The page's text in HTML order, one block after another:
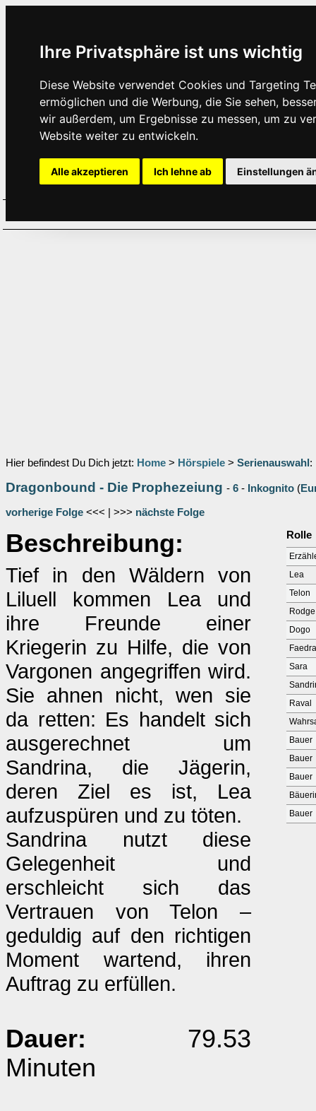
Ihre Privatsphäre ist uns wichtig
Diese Website verwendet Cookies und Targeting
ermöglichen und die Werbung, die Sie sehen,
wir außerdem, um Ergebnisse zu messen, um zu
Website weiter zu entwickeln.
Alle akzeptieren Ich lehne ab Einstellungen
Hier befindest Du Dich jetzt: Home > Hörspiele > Serienauswahl :
Dragonbound - Die Prophezeiung - 6 - Inkognito (
vorherige Folge <<< | >>> nächste Folge
Beschreibung:
Tief in den Wäldern von
Liluell kommen Lea und
ihre Freunde einer
Kriegerin zu Hilfe, die von
Vargonen angegriffen wird.
Sie ahnen nicht, wen sie
da retten: Es handelt sich
ausgerechnet um
Sandrina, die Jägerin,
deren Ziel es ist, Lea
aufzuspüren und zu töten.
Sandrina nutzt diese
Gelegenheit und
erschleicht sich das
Vertrauen von Telon –
geduldig auf den richtigen
Moment wartend, ihren
Auftrag zu erfüllen.
Dauer: 79.53
Minuten
Rolle
Lea
Telon
Rodge
Dogo
Sara
Raval
Bauer
Bauer
Bauer
Bauer